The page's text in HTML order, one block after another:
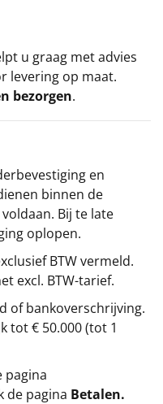
u graag met advies
levering op maat.
bezorgen.
en
binnen de
Bij te late
oplopen.
BTW vermeld.
excl. BTW-tarief.
of bankoverschrijving.
tot € 50.000 (tot 1
pagina
de pagina Betalen.